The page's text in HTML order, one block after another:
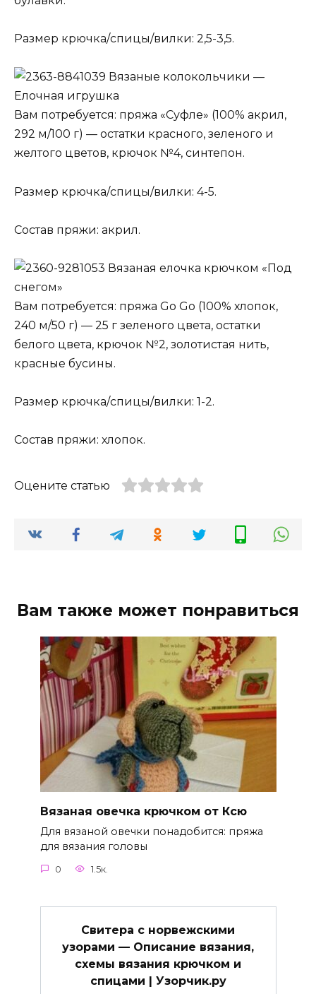
Размер крючка/спицы/вилки: 2,5-3,5.
Вязаные колокольчики —
Елочная игрушка
Вам потребуется: пряжа «Суфле» (100% акрил,
292 м/100 г) — остатки красного, зеленого и
желтого цветов, крючок №4, синтепон.
Размер крючка/спицы/вилки: 4-5.
Состав пряжи: акрил.
Вязаная елочка крючком «Под
снегом»
Вам потребуется: пряжа Go Go (100% хлопок,
240 м/50 г) — 25 г зеленого цвета, остатки
белого цвета, крючок №2, золотистая нить,
красные бусины.
Размер крючка/спицы/вилки: 1-2.
Состав пряжи: хлопок.
Оцените статью
Вам также может понравиться
Вязаная овечка крючком от Ксю
Для вязаной овечки понадобится: пряжа
для вязания головы
0 1.5к.
Свитера с норвежскими
узорами — Описание вязания,
схемы вязания крючком и
спицами | Узорчик.ру